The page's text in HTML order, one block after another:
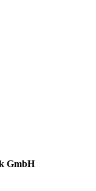
GmbH